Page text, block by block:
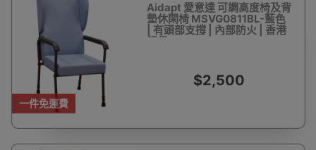
一件免運費
Aidapt 愛意達 可調高度椅及背
墊休閑椅 MSVG0811BL-藍色
| 有頭部支撐 | 內部防火 | 香港
行貨
$2,500